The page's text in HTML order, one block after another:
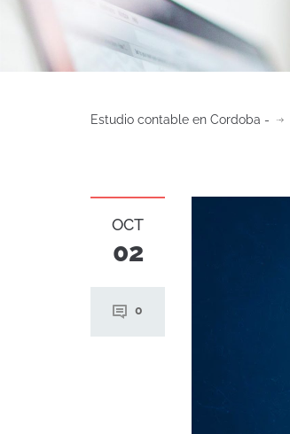
Estudio contable en Cordoba -
OCT
02
0